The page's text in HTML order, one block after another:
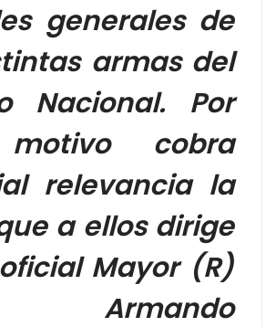
generales de
armas del
Nacional. Por
cobra
relevancia la
a ellos dirige
Mayor (R)
Armando